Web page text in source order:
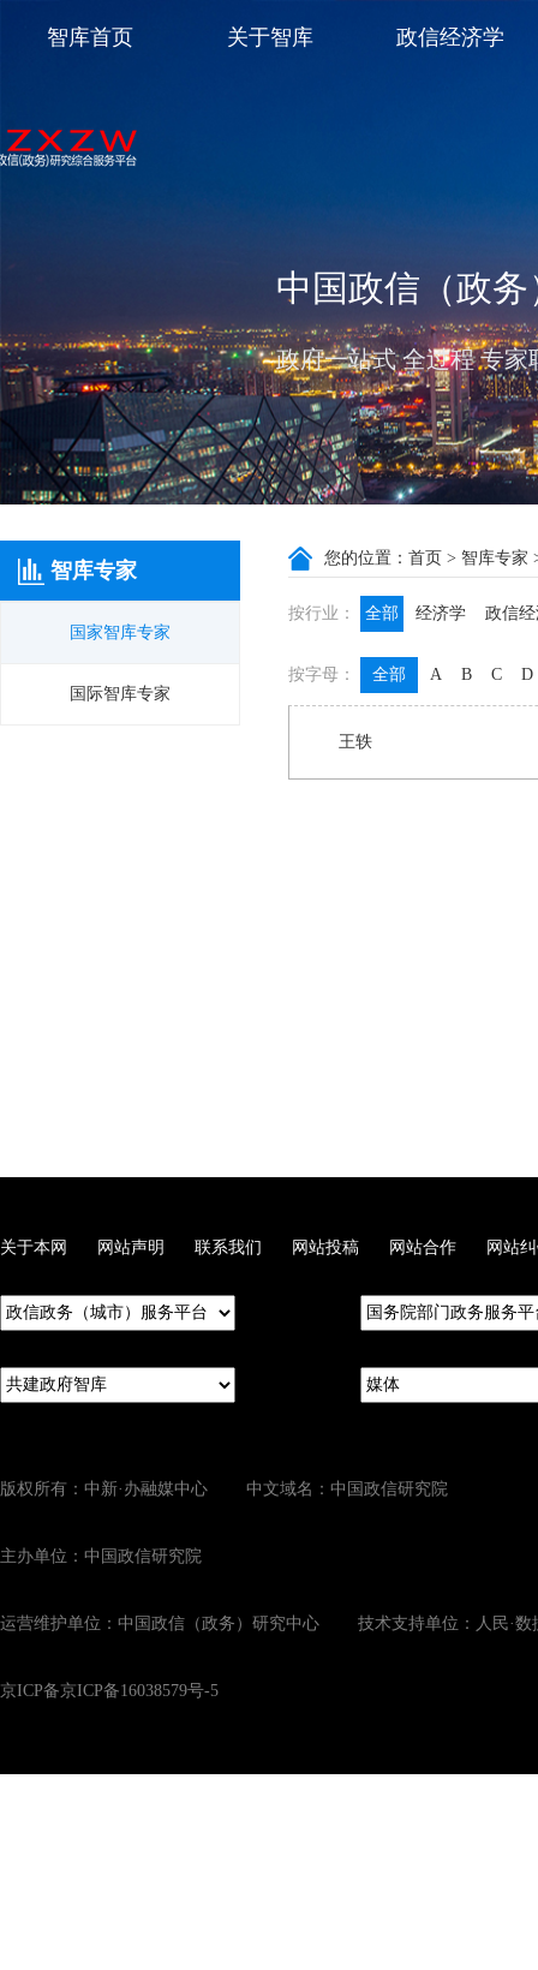
中国政信（政
政府一站式 全过程 专
智库首页 关于智库 政信经济学
智库专家
国家智库专家
国际智库专家
您的位置： 首页 > 智库专家
按行业： 全部 经济学
政信
膳食养生
名医西药
按字母： 全部 A B C D
王轶
关于本网 网站声明 联系我们 网站投稿 网站合作 网站
版权所有：中新·办融媒中心 中文域名：中国政信研究院
主办单位：中国政信研究院
运营维护单位：中国政信（政务）研究中心 技术支持单位：人民·数
京ICP备京ICP备16038579号-5